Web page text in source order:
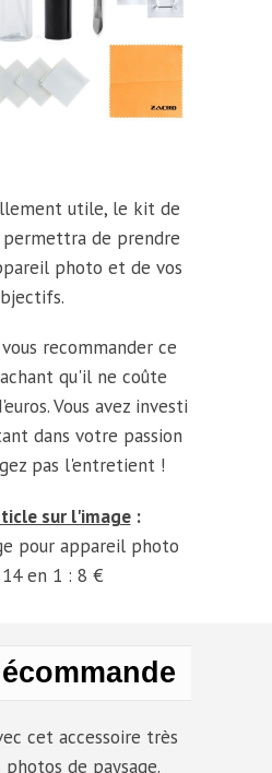
utile, le kit de
de prendre
photo et de vos
recommander ce
qu'il ne coûte
Vous avez investi
dans votre passion
pas l'entretient !
sur l'image:
pour appareil photo
en 1 : 8 €
cet accessoire très
de paysage.